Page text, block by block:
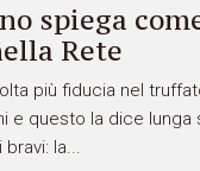
spiega
Rete
più fiducia nel
e questo la dice lunga
la...